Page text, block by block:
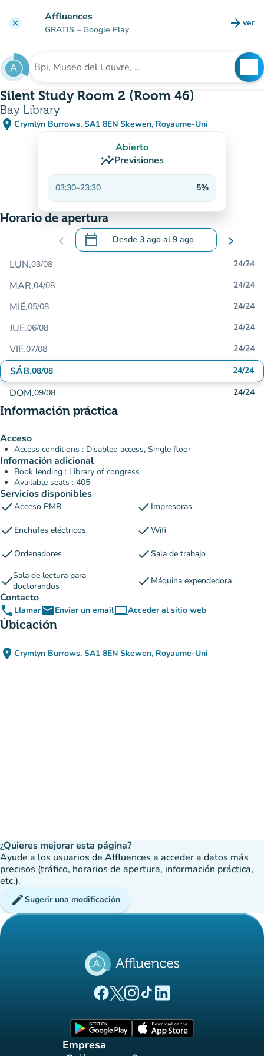
clear Affluences
GRATIS – Google Play arrow_forward ver
Buscar un establecimiento
Silent Study Room 2 (Room 46)
Bay Library
place Crymlyn Burrows, SA1 8EN Skewen, Royaume-Uni
(abrir en Google Maps)
(nueva pestaña)
Abierto
insightsPrevisiones
03:30–23:30 5%
Horario de apertura
chevron_left calendar_today Desde 3 ago al9 ago
.Abra el calendario para cambiar las
chevron_right
LUN.03/08 24/24
MAR.04/08 24/24
MIÉ.05/08 24/24
JUE.06/08 24/24
VIE.07/08 24/24
SÁB.08/08 24/24
DOM.09/08 24/24
Información práctica
Acceso
Access conditions : Disabled access, Single floor
Información adicional
Book lending : Library of congress
Available seats : 405
Servicios disponibles
checkAcceso PMR check Impresoras
check Enchufes eléctricos checkWifi
checkOrdenadores checkSala de trabajo
checkSala de lectura para
doctorandos
check Máquina expendedora
Contacto
phone LlamaremailEnviar un emailcomputerAcceder al sitio web
(nueva pestaña)
Úbicación
place Crymlyn Burrows, SA1 8EN Skewen, Royaume-Uni
(abrir en Google Maps)
(nueva pestaña)
¿Quieres mejorar esta página?
Ayude a los usuarios de Affluences a acceder a datos más
precisos (tráfico, horarios de apertura, información práctica,
etc.).
editSugerir una modificación
(nueva pestaña)
(nueva pestaña)
(nueva pestaña)
(nueva pestaña)
(nueva pestaña)
Empresa